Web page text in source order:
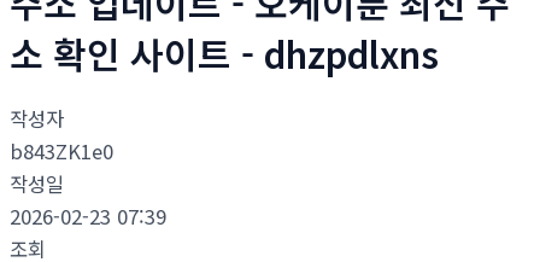
소 확인 사이트 - dhzpdlxns
작성자
b843ZK1e0
작성일
2026-02-23 07:39
조회